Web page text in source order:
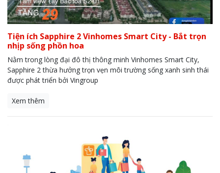
Tiện ích Sapphire 2 Vinhomes Smart City - Bắt trọn
nhịp sống phồn hoa
Nằm trong lòng đại đô thị thông minh Vinhomes Smart City,
Sapphire 2 thừa hưởng trọn vẹn môi trường sống xanh sinh thái
được phát triển bởi Vingroup
Xem thêm